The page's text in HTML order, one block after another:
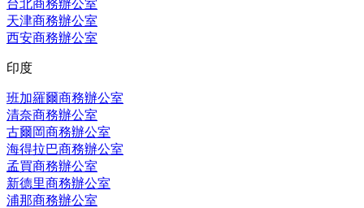
台北商務辦公室
天津商務辦公室
西安商務辦公室
印度
班加羅爾商務辦公室
清奈商務辦公室
古爾岡商務辦公室
海得拉巴商務辦公室
孟買商務辦公室
新德里商務辦公室
浦那商務辦公室